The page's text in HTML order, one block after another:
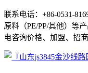
联系电话：+86-0531-
原料（PE/PP/其他）等
电咨询价格、加盟、招商